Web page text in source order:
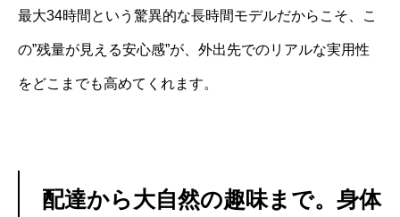
最大34時間という驚異的な長時間モデルだからこそ、こ
の”残量が見える安心感”が、外出先でのリアルな実用性
をどこまでも高めてくれます。
配達から大自然の趣味まで。身体